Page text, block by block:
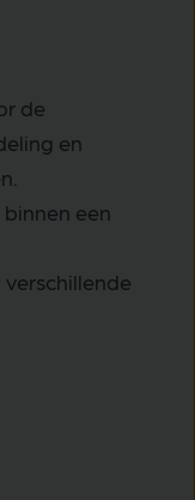
de
en
een